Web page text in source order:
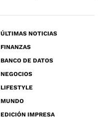
ÚLTIMAS NOTICIAS
FINANZAS
BANCO DE DATOS
NEGOCIOS
LIFESTYLE
MUNDO
EDICIÓN IMPRESA